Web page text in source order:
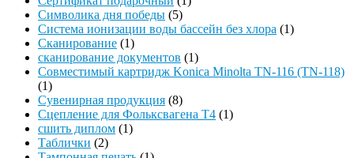
Символика дня победы (5)
Система ионизации воды бассейн без хлора (1)
Сканирование (1)
сканирование документов (1)
Совместимый картридж Konica Minolta TN-116 (TN-118)
(1)
Сувенирная продукция (8)
Сцепление для Фольксвагена Т4 (1)
сшить диплом (1)
Таблички (2)